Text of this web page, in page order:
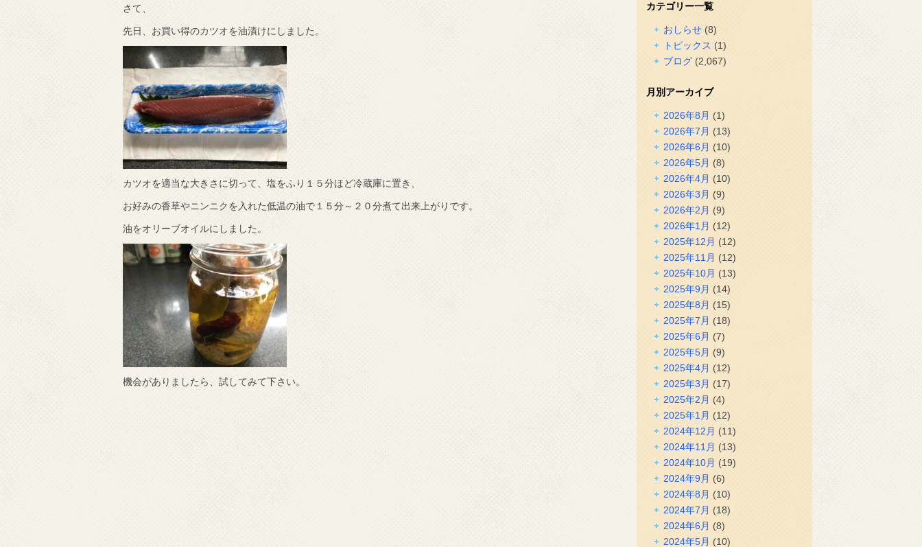
さて、
先日、お買い得のカツオを油漬けにしました。
カツオを適当な大きさに切って、塩をふり１５分ほど冷蔵庫に置き、
お好みの香草やニンニクを入れた低温の油で１５分～２０分煮て出来上がりです。
油をオリーブオイルにしました。
機会がありましたら、試してみて下さい。
カテゴリー一覧
おしらせ(8)
トピックス (1)
ブログ(2,067)
月別アーカイブ
2026年8月 (1)
2026年7月 (13)
2026年6月 (10)
2026年5月 (8)
2026年4月 (10)
2026年3月 (9)
2026年2月 (9)
2026年1月 (12)
2025年12月 (12)
2025年11月 (12)
2025年10月 (13)
2025年9月 (14)
2025年8月 (15)
2025年7月 (18)
2025年6月 (7)
2025年5月 (9)
2025年4月 (12)
2025年3月 (17)
2025年2月 (4)
2025年1月 (12)
2024年12月 (11)
2024年11月 (13)
2024年10月 (19)
2024年9月 (6)
2024年8月 (10)
2024年7月 (18)
2024年6月 (8)
2024年5月 (10)